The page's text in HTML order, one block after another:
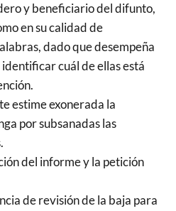
y beneficiario del difunto,
en su calidad de
dado que desempeña
cuál de ellas está
estime exonerada la
por subsanadas las
del informe y la petición
de revisión de la baja para